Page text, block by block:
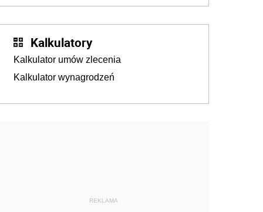
Kalkulatory
Kalkulator umów zlecenia
Kalkulator wynagrodzeń
REKLAMA